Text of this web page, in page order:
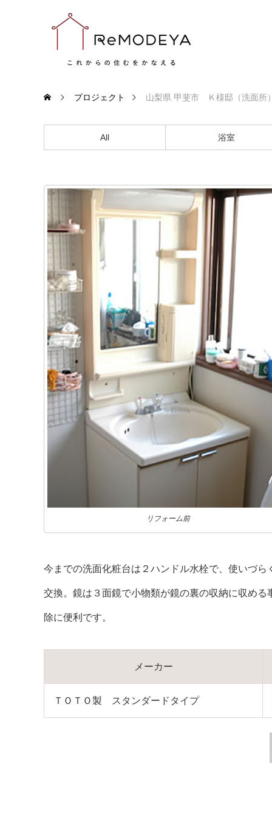
プロジェクト 山梨県 甲斐市 Ｋ様邸（洗面所
All 浴室
リフォーム前
今までの洗面化粧台は２ハンドル水栓で、使いづ
交換。鏡は３面鏡で小物類が鏡の裏の収納に収め
除に便利です。
メーカー
ＴＯＴＯ製 スタンダードタイプ